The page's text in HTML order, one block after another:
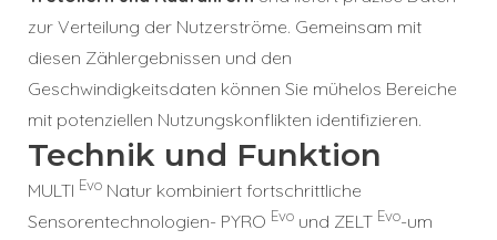
zur Verteilung der Nutzerströme. Gemeinsam mit
diesen Zählergebnissen und den
Geschwindigkeitsdaten können Sie mühelos Bereiche
mit potenziellen Nutzungskonflikten identifizieren.
Technik und Funktion
MULTI Evo Natur kombiniert fortschrittliche
Sensorentechnologien- PYRO Evo und ZELT Evo-um